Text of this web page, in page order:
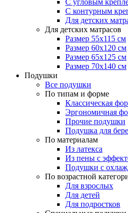
С угловым
С контурным
Для детских
Для детских матрасов
Размер 55x115 см
Размер 60x120 см
Размер 65x125 см
Размер 70x140 см
Подушки
Все подушки
По типам и форме
Классическая
Эргономичная
Прочие подушки
Подушка для
По материалам
Из латекса
Из пены с
Подушки с
По возрастной
Для взрослых
Для детей
Для подростков